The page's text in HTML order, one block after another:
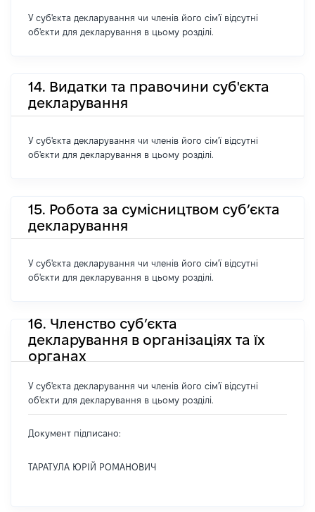
У суб'єкта декларування чи членів його сім'ї відсутні
об'єкти для декларування в цьому розділі.
14. Видатки та правочини суб'єкта
декларування
У суб'єкта декларування чи членів його сім'ї відсутні
об'єкти для декларування в цьому розділі.
15. Робота за сумісництвом суб’єкта
декларування
У суб'єкта декларування чи членів його сім'ї відсутні
об'єкти для декларування в цьому розділі.
16. Членство суб’єкта
декларування в організаціях та їх
органах
У суб'єкта декларування чи членів його сім'ї відсутні
об'єкти для декларування в цьому розділі.
Документ підписано:
ТАРАТУЛА ЮРІЙ РОМАНОВИЧ